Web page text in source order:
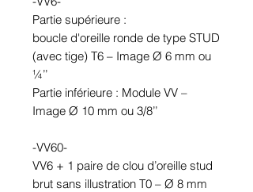
Partie supérieure :
boucle d'oreille ronde de type STUD
(avec tige) T6 – Image Ø 6 mm ou
¼’’
Partie inférieure : Module VV –
Image Ø 10 mm ou 3/8’’
-VV60-
VV6 + 1 paire de clou d’oreille stud
brut sans illustration T0 – Ø 8 mm